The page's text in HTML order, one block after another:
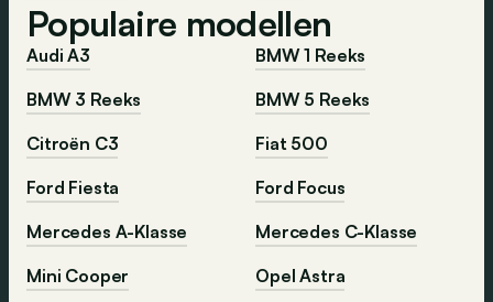
Populaire modellen
Audi A3
BMW 1 Reeks
BMW 3 Reeks
BMW 5 Reeks
Citroën C3
Fiat 500
Ford Fiesta
Ford Focus
Mercedes A-Klasse
Mercedes C-Klasse
Mini Cooper
Opel Astra